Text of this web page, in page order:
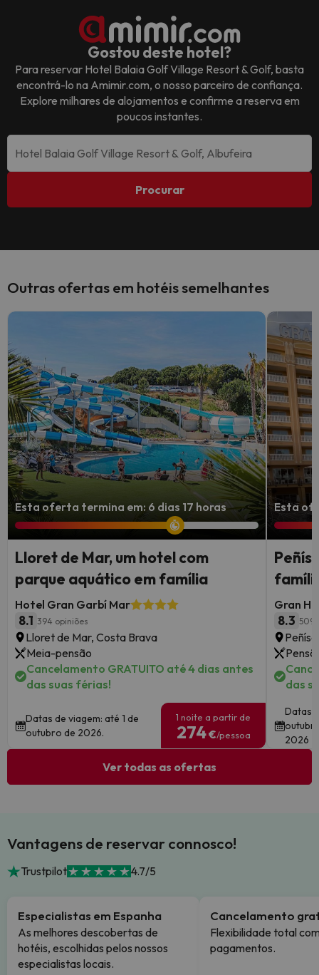
Gostou deste hotel?
Para reservar Hotel Balaia Golf Village Resort & Golf, basta
encontrá-lo na Amimir.com, o nosso parceiro de confiança.
Explore milhares de alojamentos e confirme a reserva em
poucos instantes.
Procurar
Outras ofertas em hotéis semelhantes
Esta oferta termina em: 6 dias 17 horas
Lloret de Mar, um hotel com
parque aquático em família
Hotel Gran Garbí Mar
8.1 394 opiniões
Lloret de Mar, Costa Brava
Meia-pensão
Cancelamento GRATUITO até 4 dias antes
das suas férias!
Datas de viagem: até 1 de
outubro de 2026.
1 noite a partir de
274€/pessoa
Esta
Gran
8.3
das
Datas
2026
Ver todas as ofertas
Vantagens de reservar connosco!
Trustpilot 4.7/5
Especialistas em Espanha
As melhores descobertas de
hotéis, escolhidas pelos nossos
especialistas locais.
Cancelamento
Flexibilidade total
pagamentos.